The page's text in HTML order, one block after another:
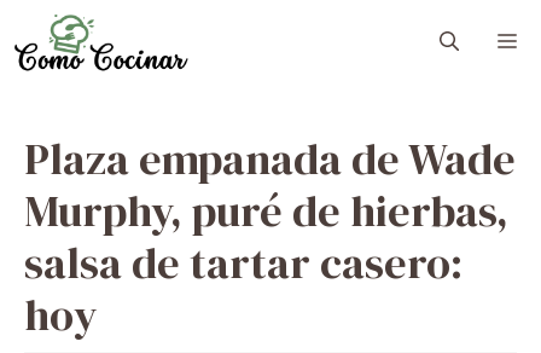
to
content
Plaza empanada de Wade
Murphy, puré de hierbas,
salsa de tartar casero:
hoy